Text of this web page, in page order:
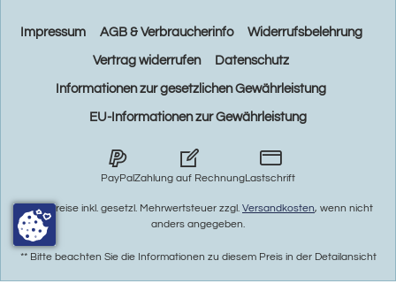
Impressum AGB & Verbraucherinfo Widerrufsbelehrung
Vertrag widerrufen Datenschutz
Informationen zur gesetzlichen Gewährleistung
EU-Informationen zur Gewährleistung
PayPalZahlung auf RechnungLastschrift
* Alle Preise inkl. gesetzl. Mehrwertsteuer zzgl. Versandkosten, wenn nicht
anders angegeben.
** Bitte beachten Sie die Informationen zu diesem Preis in der Detailansicht